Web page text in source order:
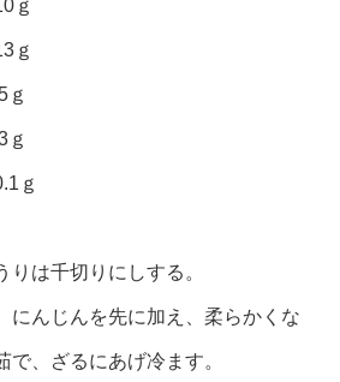
は千切りにしする。
んじんを先に加え、柔らかくな
で、ざるにあげ冷ます。